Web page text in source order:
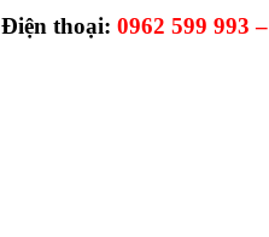
Điện thoại: 0962 599 993